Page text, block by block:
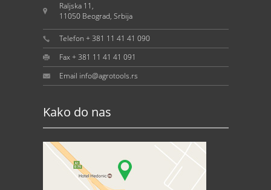
Raljska 11,
11050 Beograd, Srbija
Telefon + 381 11 41 41 090
Fax + 381 11 41 41 091
Email info@agrotools.rs
Kako do nas